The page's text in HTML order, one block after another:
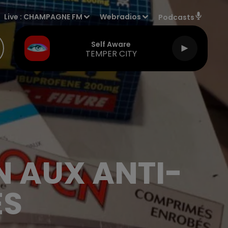
Live : CHAMPAGNE FM Webradios Podcasts
Self Aware
TEMPER CITY
AUX ANTI-